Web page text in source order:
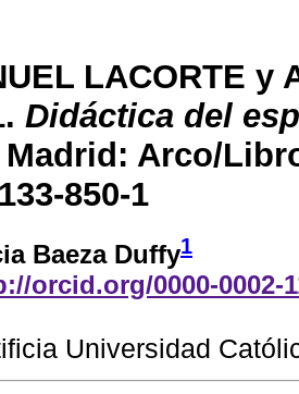
LACORTE y
Didáctica del
Madrid: Arco/
850-1
Baeza Duffy1
orcid.org/0000-0002-
Universidad